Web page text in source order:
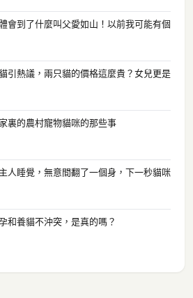
會到了什麼叫父愛如山！以前我可能有個
引熱議，兩只貓的價格這麼貴？女兒更是
裏的農村寵物貓咪的那些事
人睡覺，無意間翻了一個身，下一秒貓咪
和養貓不沖突，是真的嗎？